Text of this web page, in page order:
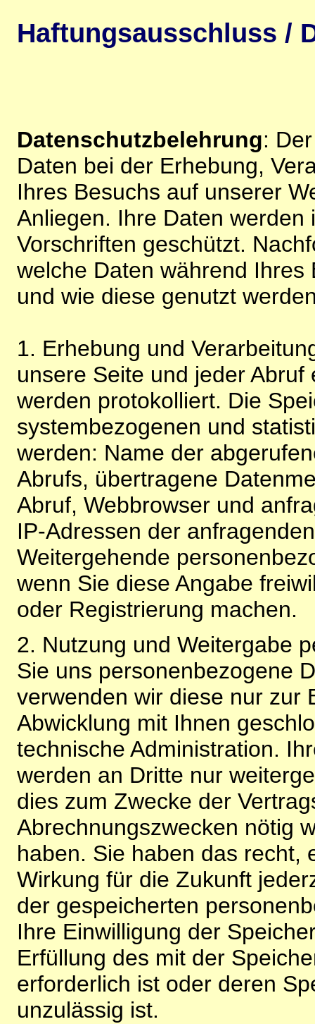
Haftungsausschluss /
Datenschutzbelehrung:
Daten bei der Erhebung,
Ihres Besuchs auf unserer
Anliegen. Ihre Daten
Vorschriften geschützt.
welche Daten während
und wie diese genutzt
1. Erhebung und
unsere Seite und jeder
werden protokolliert. Die
systembezogenen und
werden: Name der
Abrufs, übertragene
Abruf, Webbrowser und
IP-Adressen der
Weitergehende
wenn Sie diese Angabe
oder Registrierung machen.
2. Nutzung und Weitergabe
Sie uns personenbezogene
verwenden wir diese nur zur
Abwicklung mit Ihnen
technische Administration.
werden an Dritte nur
dies zum Zwecke der
Abrechnungszwecken nötig
haben. Sie haben das recht,
Wirkung für die Zukunft
der gespeicherten
Ihre Einwilligung der
Erfüllung des mit der
erforderlich ist oder deren
unzulässig ist.